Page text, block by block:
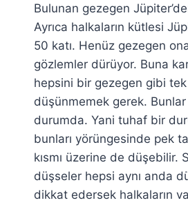
Bulunan gezegen
Ayrıca halkaların kütlesi
50 katı. Henüz gezegen
gözlemler dürüyor. Buna
hepsini bir gezegen gibi
düşünmemek gerek. Bunlar
durumda. Yani tuhaf bir
bunları yörüngesinde pek
kısmı üzerine de düşebilir.
düşseler hepsi aynı anda
dikkat edersek halkaların